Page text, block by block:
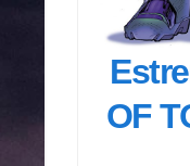
OF